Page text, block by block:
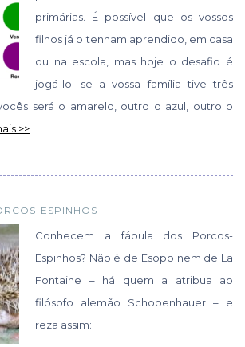
primárias. É possível que os vossos
filhos já o tenham aprendido, em casa
ou na escola, mas hoje o desafio é
jogá-lo: se a vossa família tive três
será o amarelo, outro o azul, outro o
>>
ESPINHOS
Conhecem a fábula dos Porcos-
Espinhos? Não é de Esopo nem de La
Fontaine – há quem a atribua ao
filósofo alemão Schopenhauer – e
reza assim: